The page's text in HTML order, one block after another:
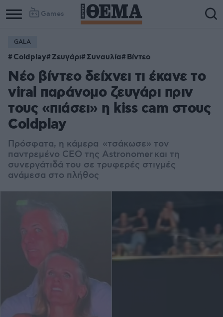
Games
GALA
Coldplay Ζευγάρι Συναυλία Βίντεο
Νέο βίντεο δείχνει τι έκανε το
viral παράνομο ζευγάρι πριν
τους «πιάσει» η kiss cam στους
Coldplay
Πρόσφατα, η κάμερα «τσάκωσε» τον
παντρεμένο CEO της Astronomerκαι τη
συνεργάτιδά του σε τρυφερές στιγμές
ανάμεσα στο πλήθος